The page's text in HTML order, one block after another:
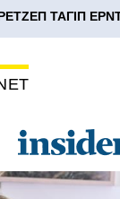
ΤΑΓΙΠ